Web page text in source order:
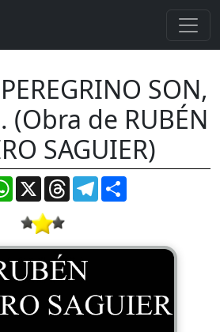
SON,
(Obra de RUBÉN
SAGUIER)
WhatsApp
X ThreadsTelegram